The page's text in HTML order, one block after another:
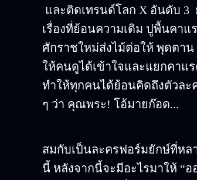
และติดเทรนด์โลก X อันดับ 3
เรื่องที่ย้อนความเดิม ปูพื้นคา
ศักราชใหม่ส่งไม้ต่อให้ พุดตาน
ให้คนดูได้เข้าใจและแยกคาแ
ทำให้ทุกคนได้ย้อนคิดถึงตัวละ
ๆ ว่า คุณพระ! โอ้มายก๊อด...
สมกับเป็นละครฟอร์มยักษ์ที่หล
นี้ หลังจากนี้จะมีอะไรมาให้ “